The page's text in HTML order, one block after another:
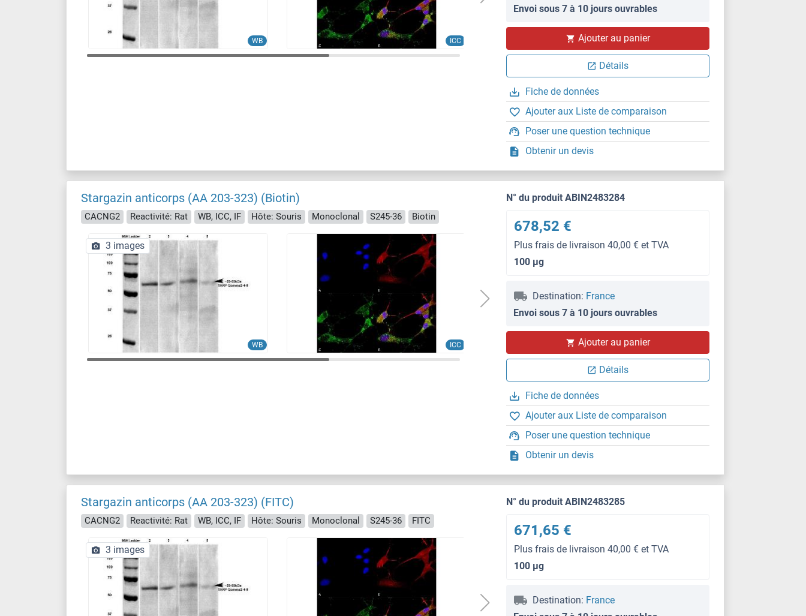
WB ICC
IF/ICC
Envoi sous 7 à 10 jours ouvrables
Ajouter au panier
Détails
Fiche de données
Ajouter aux Liste de comparaison
Poser une question technique
Obtenir un devis
Stargazin anticorps (AA 203-323) (Biotin)
CACNG2 Reactivité: Rat WB, ICC, IF Hôte: Souris Monoclonal S245-36 Biotin
WB ICC
IF/ICC
3 images
N° du produit ABIN2483284
678,52 €
Plus frais de livraison 40,00 € et TVA
100 μg
Destination: France
Envoi sous 7 à 10 jours ouvrables
Ajouter au panier
Détails
Fiche de données
Ajouter aux Liste de comparaison
Poser une question technique
Obtenir un devis
Stargazin anticorps (AA 203-323) (FITC)
CACNG2 Reactivité: Rat WB, ICC, IF Hôte: Souris Monoclonal S245-36 FITC
3 images
N° du produit ABIN2483285
671,65 €
Plus frais de livraison 40,00 € et TVA
100 μg
Destination: France